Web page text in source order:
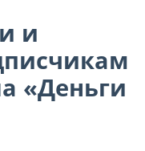
и
«Деньги